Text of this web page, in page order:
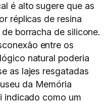
é alto sugere que as
réplicas de resina
borracha de silicone.
entre os
natural poderia
as lajes resgatadas
da Memória
indicado como um